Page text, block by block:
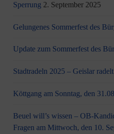
Sperrung 2. September 2025
Gelungenes Sommerfest des
Update zum Sommerfest des
Stadtradeln 2025 – Geislar
Köttgang am Sonntag, den
Beuel will’s wissen – OB-
Fragen am Mittwoch, den 10.